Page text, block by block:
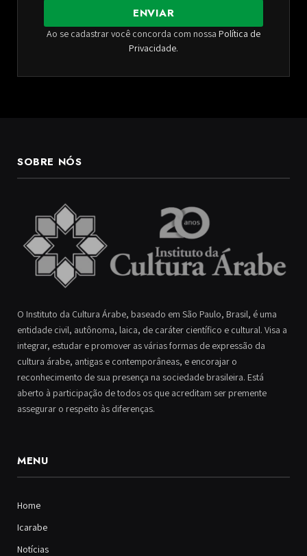
ENVIAR
Ao se cadastrar você concorda com nossa Política de
Privacidade.
SOBRE NÓS
O Instituto da Cultura Árabe, baseado em São Paulo, Brasil, é uma
entidade civil, autônoma, laica, de caráter científico e cultural. Visa a
integrar, estudar e promover as várias formas de expressão da
cultura árabe, antigas e contemporâneas, e encorajar o
reconhecimento de sua presença na sociedade brasileira. Está
aberto à participação de todos os que acreditam ser premente
assegurar o respeito às diferenças.
MENU
Home
Icarabe
Notícias